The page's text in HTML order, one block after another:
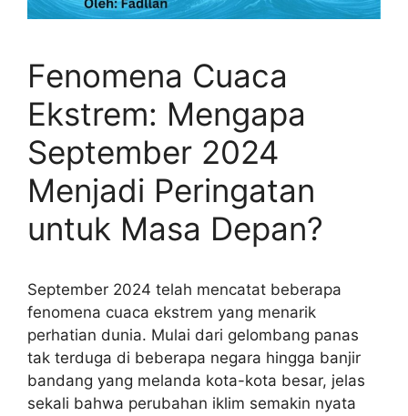
Fenomena Cuaca
Ekstrem: Mengapa
September 2024
Menjadi Peringatan
untuk Masa Depan?
September 2024 telah mencatat beberapa
fenomena cuaca ekstrem yang menarik
perhatian dunia. Mulai dari gelombang panas
tak terduga di beberapa negara hingga banjir
bandang yang melanda kota-kota besar, jelas
sekali bahwa perubahan iklim semakin nyata